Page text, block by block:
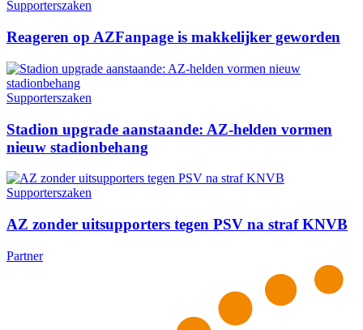
Supporterszaken
Reageren op AZFanpage is makkelijker geworden
Supporterszaken
Stadion upgrade aanstaande: AZ-helden vormen
nieuw stadionbehang
Supporterszaken
AZ zonder uitsupporters tegen PSV na straf KNVB
Partner